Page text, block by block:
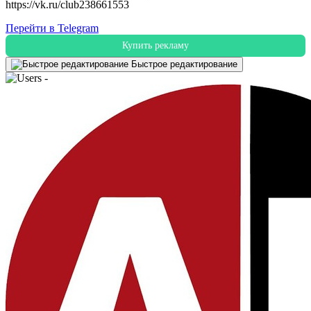
https://vk.ru/club238661553
Перейти в Telegram
Купить рекламу
Быстрое редактирование
-